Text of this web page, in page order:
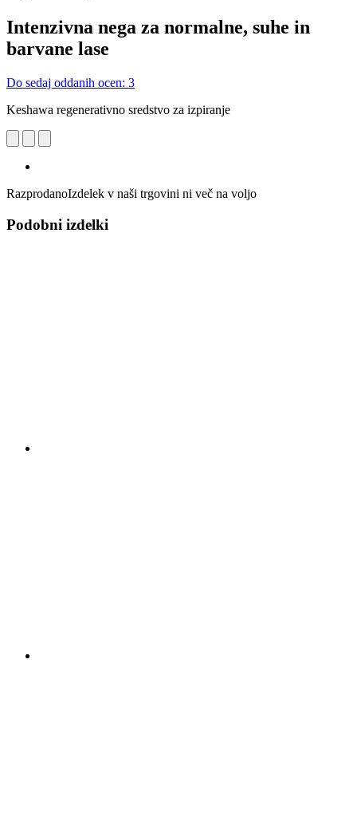
Intenzivna nega za normalne, suhe in
barvane lase
Do sedaj oddanih ocen: 3
Keshawa regenerativno sredstvo za izpiranje
RazprodanoIzdelek v naši trgovini ni več na voljo
Podobni izdelki